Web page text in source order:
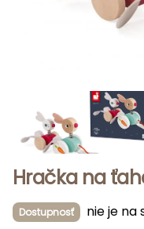
Hračka na
Dostupnosť nie je na